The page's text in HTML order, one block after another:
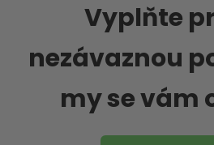
Vyplňte
nezávaznou
my se vám